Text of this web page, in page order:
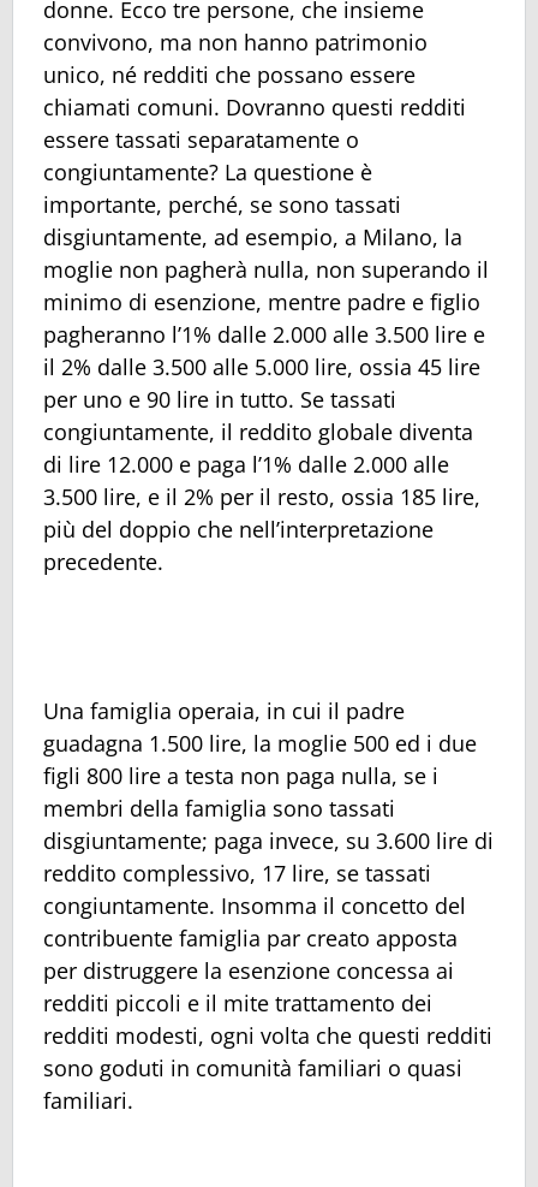
donne. Ecco tre persone, che insieme
convivono, ma non hanno patrimonio
unico, né redditi che possano essere
chiamati comuni. Dovranno questi redditi
essere tassati separatamente o
congiuntamente? La questione è
importante, perché, se sono tassati
disgiuntamente, ad esempio, a Milano, la
moglie non pagherà nulla, non superando il
minimo di esenzione, mentre padre e figlio
pagheranno l’1% dalle 2.000 alle 3.500 lire e
il 2% dalle 3.500 alle 5.000 lire, ossia 45 lire
per uno e 90 lire in tutto. Se tassati
congiuntamente, il reddito globale diventa
di lire 12.000 e paga l’1% dalle 2.000 alle
3.500 lire, e il 2% per il resto, ossia 185 lire,
più del doppio che nell’interpretazione
precedente.
Una famiglia operaia, in cui il padre
guadagna 1.500 lire, la moglie 500 ed i due
figli 800 lire a testa non paga nulla, se i
membri della famiglia sono tassati
disgiuntamente; paga invece, su 3.600 lire di
reddito complessivo, 17 lire, se tassati
congiuntamente. Insomma il concetto del
contribuente famiglia par creato apposta
per distruggere la esenzione concessa ai
redditi piccoli e il mite trattamento dei
redditi modesti, ogni volta che questi redditi
sono goduti in comunità familiari o quasi
familiari.